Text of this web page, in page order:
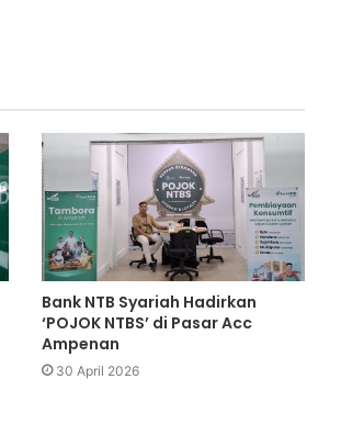
Bank NTB Syariah Hadirkan
‘POJOK NTBS’ di Pasar Acc
Ampenan
30 April 2026